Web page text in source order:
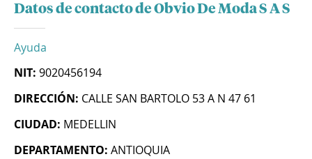
Datos de contacto de Obvio De Moda S A S
Ayuda
NIT: 9020456194
DIRECCIÓN: CALLE SAN BARTOLO 53 A N 47 61
CIUDAD: MEDELLIN
DEPARTAMENTO: ANTIOQUIA